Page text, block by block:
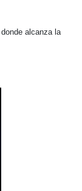
alcanza la